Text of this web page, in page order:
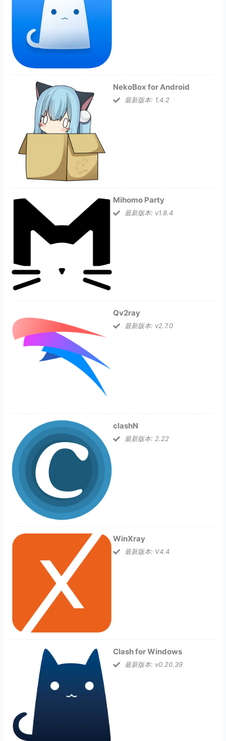
NekoBox for Android
最新版本: 1.4.2
Mihomo Party
最新版本: v1.8.4
Qv2ray
最新版本: v2.7.0
clashN
最新版本: 2.22
WinXray
最新版本: V4.4
Clash for Windows
最新版本: v0.20.39